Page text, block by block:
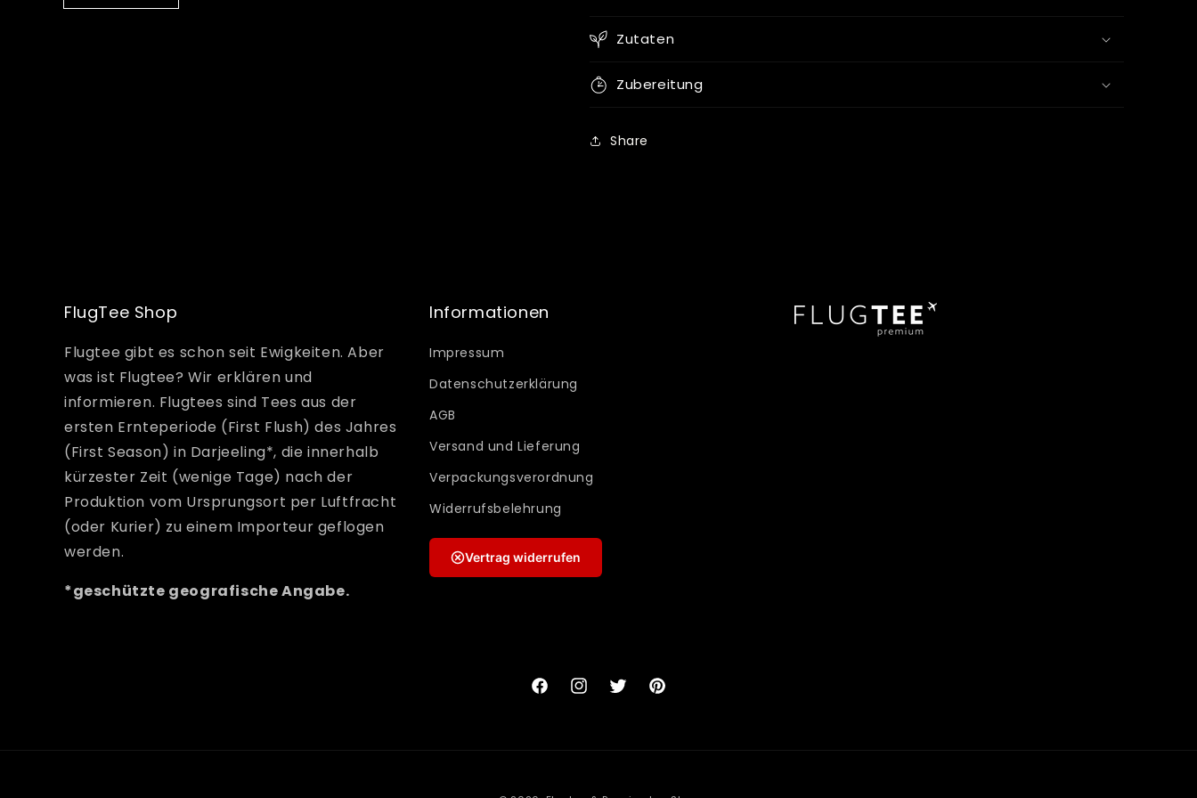
Zutaten
Zubereitung
Share
FlugTee Shop
Flugtee gibt es schon seit Ewigkeiten. Aber
was ist Flugtee? Wir erklären und
informieren. Flugtees sind Tees aus der
ersten Ernteperiode (First Flush) des Jahres
(First Season) in Darjeeling*, die innerhalb
kürzester Zeit (wenige Tage) nach der
Produktion vom Ursprungsort per Luftfracht
(oder Kurier) zu einem Importeur geflogen
werden.
*geschützte geografische Angabe.
Informationen
Impressum
Datenschutzerklärung
AGB
Versand und Lieferung
Verpackungsverordnung
Widerrufsbelehrung
Vertrag widerrufen
FacebookInstagramTwitterPinterest